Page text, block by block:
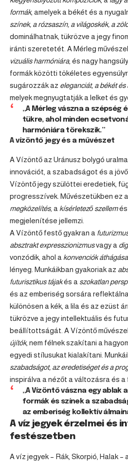
formák, amelyek a békét és a
színek, a rózsaszín, a világoskék, a
dominálhatnak, tükrözve a jegy
iránti szeretetét. A Mérleg
vizuális harmóniára, és nagy
formák közötti tökéletes
sugározzák az eleganciát, a békét
melyek megnyugtatják a lelket és
„A Mérleg vászna a szépség
tükre, ahol minden
harmóniára törekszik.”
A vízöntő jegy és a művészet
A Vízöntő az Uránusz bolygó
innovációt, a szabadságot és a
Vízöntő jegy szülöttei eredetiek,
progresszívek. Művészetükben ez
megközelítés, a kísérletező szellemés
megjelenítése jellemzi.
A Vízöntő festő gyakran a
absztrakt expresszionizmusvagy a
vonzódik, ahol a konvenciók áthágása
lényeg. Munkáikban gyakoriak az
futurisztikus tájakés a szokatlan
és az emberiség sorsára
különösen a kék, a lila és az ezüst
tükrözve a jegy intellektuális és
beállítottságát. A Vízöntő
újítók, nem félnek szakítani a
egyedi stílusukat kialakítani.
szabadságot, az eredetiséget és a
inspirálva a nézőt a változásra és a
„A Vízöntő vászna egy ablak
formák és színek a
az emberiség kollektív
A víz jegyek érzelmei és
festészetben
A víz jegyek – Rák Skorpió Halak –